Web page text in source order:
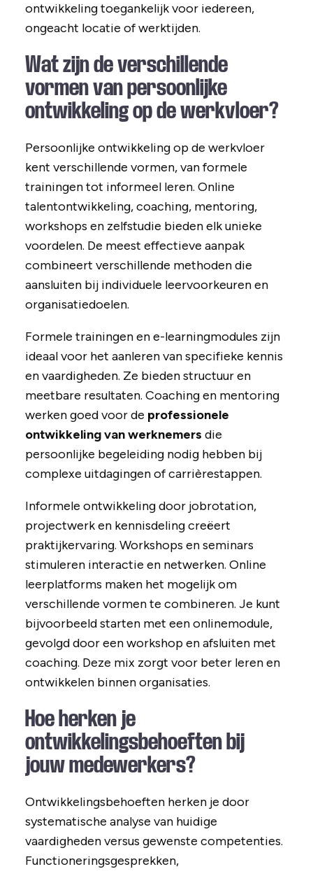
ontwikkeling toegankelijk voor iedereen,
ongeacht locatie of werktijden.
Wat zijn de verschillende
vormen van persoonlijke
ontwikkeling op de werkvloer?
Persoonlijke ontwikkeling op de werkvloer
kent verschillende vormen, van formele
trainingen tot informeel leren. Online
talentontwikkeling, coaching, mentoring,
workshops en zelfstudie bieden elk unieke
voordelen. De meest effectieve aanpak
combineert verschillende methoden die
aansluiten bij individuele leervoorkeuren en
organisatiedoelen.
Formele trainingen en e-learningmodules zijn
ideaal voor het aanleren van specifieke kennis
en vaardigheden. Ze bieden structuur en
meetbare resultaten. Coaching en mentoring
werken goed voor de professionele
ontwikkeling van werknemers die
persoonlijke begeleiding nodig hebben bij
complexe uitdagingen of carrièrestappen.
Informele ontwikkeling door jobrotation,
projectwerk en kennisdeling creëert
praktijkervaring. Workshops en seminars
stimuleren interactie en netwerken. Online
leerplatforms maken het mogelijk om
verschillende vormen te combineren. Je kunt
bijvoorbeeld starten met een onlinemodule,
gevolgd door een workshop en afsluiten met
coaching. Deze mix zorgt voor beter leren en
ontwikkelen binnen organisaties.
Hoe herken je
ontwikkelingsbehoeften bij
jouw medewerkers?
Ontwikkelingsbehoeften herken je door
systematische analyse van huidige
vaardigheden versus gewenste competenties.
Functioneringsgesprekken,